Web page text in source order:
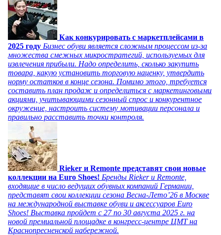
Как конкурировать с маркетплейсами в
2025 году Бизнес обуви является сложным процессом из-за
множества смежных микростратегий, используемых для
извлечения прибыли. Надо определить, сколько закупить
товара, какую установить торговую наценку, утвердить
норму остатков в конце сезона. Помимо этого, требуется
составить план продаж и определиться с маркетинговыми
акциями, учитывающими сезонный спрос и конкурентное
окружение, настроить систему мотивации персонала и
правильно расставить точки контроля.
Rieker и Remonte представят свои новые
коллекции на Euro Shoes! Бренды Rieker и Remonte,
входящие в число ведущих обувных компаний Германии,
представят свои коллекции сезона Весна-Лето’26 в Москве
на международной выставке обуви и аксессуаров Euro
Shoes! Выставка пройдет c 27 по 30 августа 2025 г. на
новой премиальной площадке в конгресс-центре ЦМТ на
Краснопресненской набережной.